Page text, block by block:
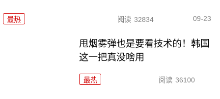
最热 阅读 32834 09-23
甩烟雾弹也是要看技术的！韩国
这一把真没啥用
最热 阅读 36100